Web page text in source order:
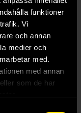
funktioner
Vi
och annan
medier och
med.
med annan
som de har
leveranstid
Beställ